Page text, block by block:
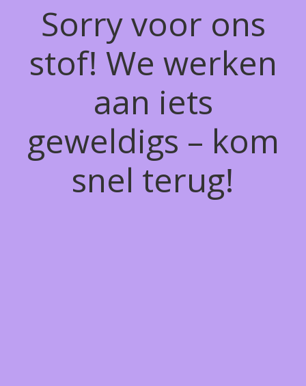
Sorry voor ons
stof! We werken
aan iets
geweldigs – kom
snel terug!